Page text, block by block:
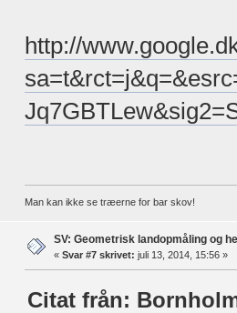
http://
Man kan ikke se træerne for bar skov!
SV: Geometrisk landopmåling og
« Svar #7 skrivet: juli 13, 2014, 15:56 »
Citat från: